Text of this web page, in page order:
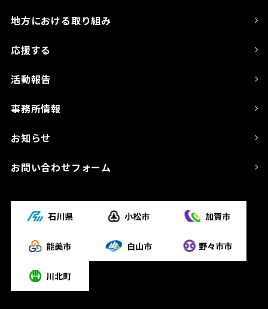
地方における取り組み
応援する
活動報告
事務所情報
お知らせ
お問い合わせフォーム